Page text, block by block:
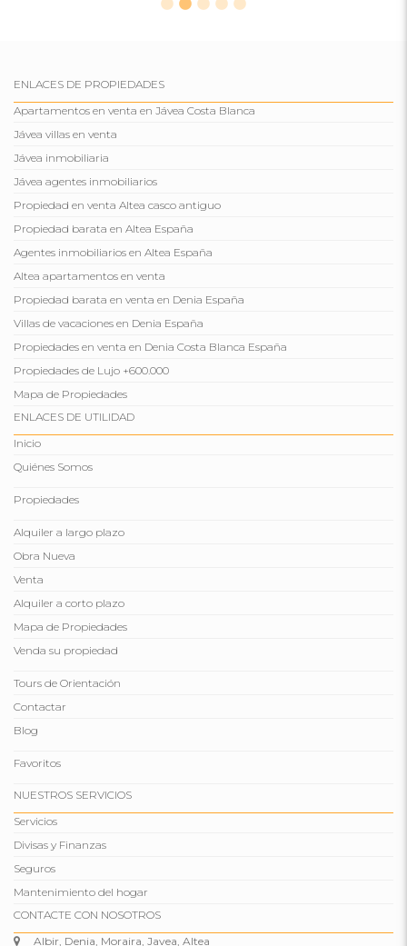
ENLACES DE PROPIEDADES
Apartamentos en venta en Jávea Costa Blanca
Jávea villas en venta
Jávea inmobiliaria
Jávea agentes inmobiliarios
Propiedad en venta Altea casco antiguo
Propiedad barata en Altea España
Agentes inmobiliarios en Altea España
Altea apartamentos en venta
Propiedad barata en venta en Denia España
Villas de vacaciones en Denia España
Propiedades en venta en Denia Costa Blanca España
Propiedades de Lujo +600.000
Mapa de Propiedades
ENLACES DE UTILIDAD
Inicio
Quiénes Somos
Propiedades
Alquiler a largo plazo
Obra Nueva
Venta
Alquiler a corto plazo
Mapa de Propiedades
Venda su propiedad
Tours de Orientación
Contactar
Blog
Favoritos
NUESTROS SERVICIOS
Servicios
Divisas y Finanzas
Seguros
Mantenimiento del hogar
CONTACTE CON NOSOTROS
Albir, Denia, Moraira, Javea, Altea